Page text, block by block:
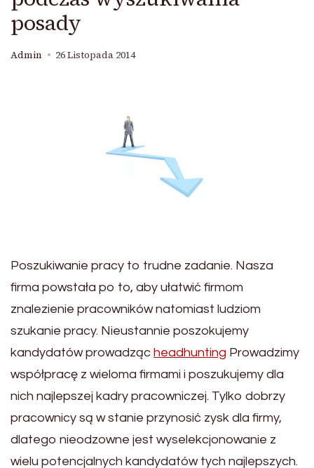
posady
Admin 26 Listopada 2014
Poszukiwanie pracy to trudne zadanie. Nasza
firma powstała po to, aby ułatwić firmom
znalezienie pracowników natomiast ludziom
szukanie pracy. Nieustannie poszokujemy
kandydatów prowadząc headhunting Prowadzimy
współpracę z wieloma firmami i poszukujemy dla
nich najlepszej kadry pracowniczej. Tylko dobrzy
pracownicy są w stanie przynosić zysk dla firmy,
dlatego nieodzowne jest wyselekcjonowanie z
wielu potencjalnych kandydatów tych najlepszych.